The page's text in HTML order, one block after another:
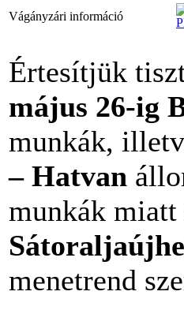
Vágányzári információ
Értesítjük
május 26-ig
munkák,
– Hatvan
munkák miatt
menetrend